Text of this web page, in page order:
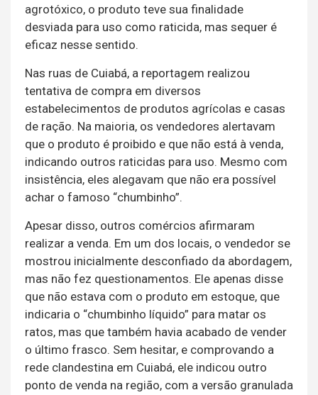
agrotóxico, o produto teve sua finalidade
desviada para uso como raticida, mas sequer é
eficaz nesse sentido.
Nas ruas de Cuiabá, a reportagem realizou
tentativa de compra em diversos
estabelecimentos de produtos agrícolas e casas
de ração. Na maioria, os vendedores alertavam
que o produto é proibido e que não está à venda,
indicando outros raticidas para uso. Mesmo com
insistência, eles alegavam que não era possível
achar o famoso “chumbinho”.
Apesar disso, outros comércios afirmaram
realizar a venda. Em um dos locais, o vendedor se
mostrou inicialmente desconfiado da abordagem,
mas não fez questionamentos. Ele apenas disse
que não estava com o produto em estoque, que
indicaria o “chumbinho líquido” para matar os
ratos, mas que também havia acabado de vender
o último frasco. Sem hesitar, e comprovando a
rede clandestina em Cuiabá, ele indicou outro
ponto de venda na região, com a versão granulada